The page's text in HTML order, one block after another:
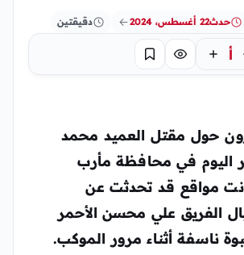
حدث22 أغسطس، 2024 دقيقتين
أ تركيز حفظ
حول مقتل العميد محمد
اليوم في محافظة مأرب
مواقع قد تحدثت عن
الفريق علي محسن الأحمر
ناسفة أثناء مرور الموكب.